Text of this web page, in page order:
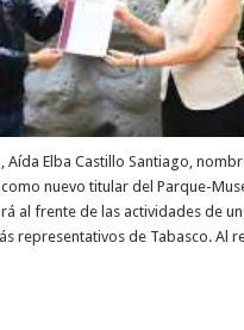
Aída Elba Castillo Santiago,
nuevo titular del Parque-
al frente de las actividades de
representativos de Tabasco. Al